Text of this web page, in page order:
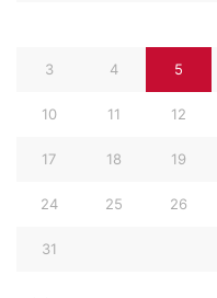
3 4 5
10 11 12
17 18 19
24 25 26
31